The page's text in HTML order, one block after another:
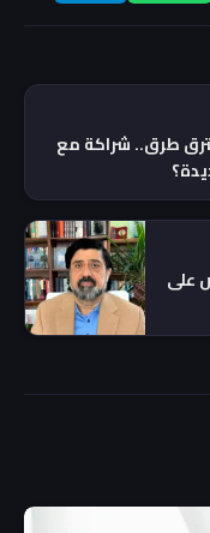
طرق.. شراكة مع
على